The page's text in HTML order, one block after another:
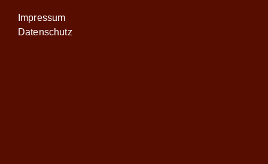
Impressum
Datenschutz